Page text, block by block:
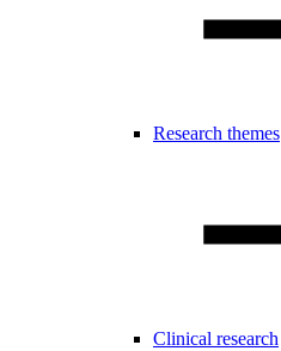
Research themes
Clinical research